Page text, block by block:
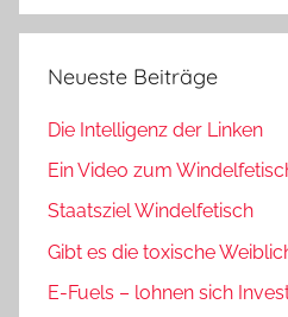
Neueste Beiträge
Die Intelligenz der Linken
Ein Video zum
Staatsziel Windelfetisch
Gibt es die toxische
E-Fuels – lohnen sich